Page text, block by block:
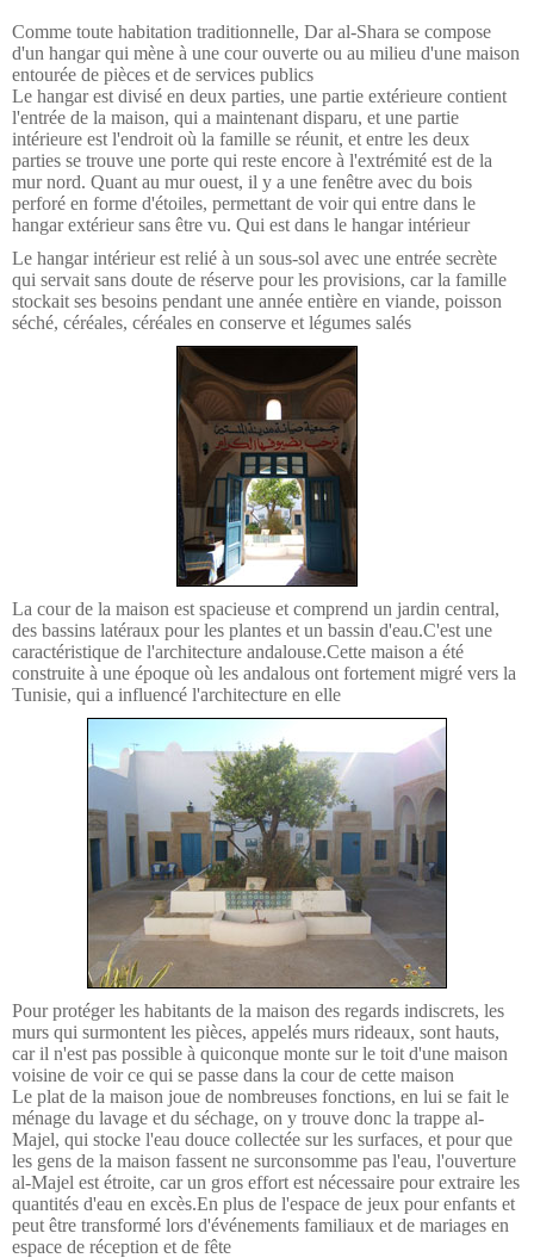
Fête de la ville 2015
Le Colloque Scientifique National : Kairouan et Monastir..Histoire et
Civilisation
Le sixième Symposium international sur le patrimoine architectural
méditerranéen
NEWS DE MONASTIR
Félicitations
Condoléances
Météo
Monastir entre passé et présent
Monuments Historiques
ESPACE CULTUREL
Agenda Culturelle
Monastir aux yeux des Poètes
Des célébrités de Monastir
Album Photos
Comme toute habitation traditionnelle, Dar al-Shara se compose
d'un hangar qui mène à une cour ouverte ou au milieu d'une maison
entourée de pièces et de services publics
Le hangar est divisé en deux parties, une partie extérieure contient
l'entrée de la maison, qui a maintenant disparu, et une partie
intérieure est l'endroit où la famille se réunit, et entre les deux
parties se trouve une porte qui reste encore à l'extrémité est de la
mur nord. Quant au mur ouest, il y a une fenêtre avec du bois
perforé en forme d'étoiles, permettant de voir qui entre dans le
hangar extérieur sans être vu. Qui est dans le hangar intérieur
Le hangar intérieur est relié à un sous-sol avec une entrée secrète
qui servait sans doute de réserve pour les provisions, car la famille
stockait ses besoins pendant une année entière en viande, poisson
séché, céréales, céréales en conserve et légumes salés
La cour de la maison est spacieuse et comprend un jardin central,
des bassins latéraux pour les plantes et un bassin d'eau.C'est une
caractéristique de l'architecture andalouse.Cette maison a été
construite à une époque où les andalous ont fortement migré vers la
Tunisie, qui a influencé l'architecture en elle
Pour protéger les habitants de la maison des regards indiscrets, les
murs qui surmontent les pièces, appelés murs rideaux, sont hauts,
car il n'est pas possible à quiconque monte sur le toit d'une maison
voisine de voir ce qui se passe dans la cour de cette maison
Le plat de la maison joue de nombreuses fonctions, en lui se fait le
ménage du lavage et du séchage, on y trouve donc la trappe al-
Majel, qui stocke l'eau douce collectée sur les surfaces, et pour que
les gens de la maison fassent ne surconsomme pas l'eau, l'ouverture
al-Majel est étroite, car un gros effort est nécessaire pour extraire les
quantités d'eau en excès.En plus de l'espace de jeux pour enfants et
peut être transformé lors d'événements familiaux et de mariages en
espace de réception et de fête